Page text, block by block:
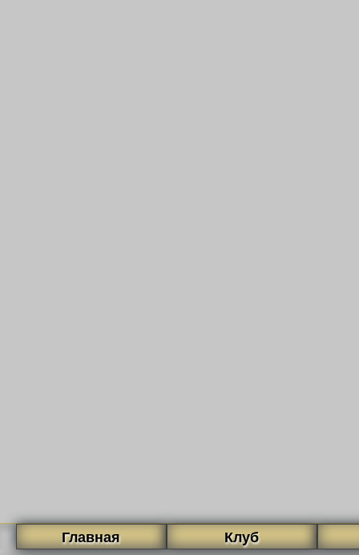
Главная Клуб